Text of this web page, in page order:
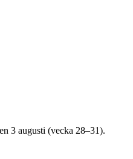
3 augusti (vecka 28–31).